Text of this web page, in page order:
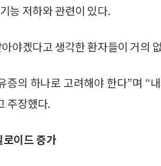
능 저하와 관련이 있다.
야겠다고 생각한 환자들이 거의
의 하나로 고려해야 한다”며 “
주장했다.
이드 증가